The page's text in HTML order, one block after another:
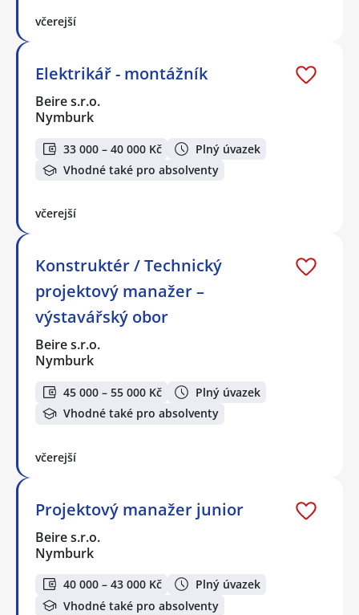
včerejší
Elektrikář - montážník
Beire s.r.o.
Nymburk
33 000 – 40 000 Kč
Plný úvazek
Vhodné také pro absolventy
včerejší
Konstruktér / Technický
projektový manažer –
výstavářský obor
Beire s.r.o.
Nymburk
45 000 – 55 000 Kč
Plný úvazek
Vhodné také pro absolventy
včerejší
Projektový manažer junior
Beire s.r.o.
Nymburk
40 000 – 43 000 Kč
Plný úvazek
Vhodné také pro absolventy